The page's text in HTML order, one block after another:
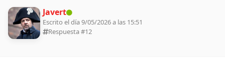
Javert
Escrito el día 9/05/2026 a las 15:51
Respuesta #12